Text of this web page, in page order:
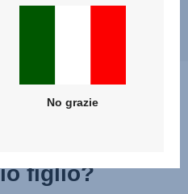
...
figlio?
No grazie